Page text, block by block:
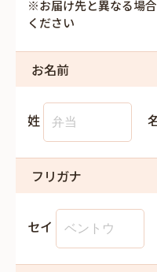
※お届け先と異なる場
ください
お名前
姓
フリガナ
セイ